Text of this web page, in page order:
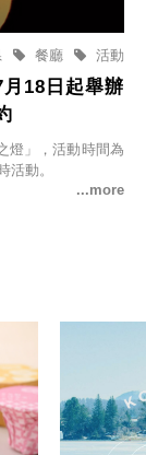
活動
餐廳
18日起舉辦
燈」，活動時間為
活動。